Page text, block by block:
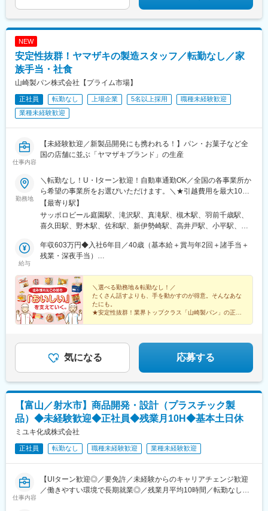
NEW
安定性抜群！ヤマザキの製造スタッフ／転勤なし／家
族手当・社食
山崎製パン株式会社【プライム市場】
正社員 転勤なし 上場企業 5名以上採用
職種未経験歓迎
業種未経験歓迎
仕事内容
【未経験歓迎／新製品開発にも携われる！】パン・お菓子など全
国の店舗に並ぶ「ヤマザキブランド」の生産
勤務地
＼転勤なし！U・Iターン歓迎！自動車通勤OK／全国の各事業所か
ら希望の事業所をお選びいただけます。＼★引越費用を最大10万
円まで補助！／「新しい場所で働きたい」という方を応援しま
す！入社に伴う転居が必要な場合は、引越費用を最大10万円まで
会社が補助。新生活のスタートをサポートします！制度の詳細に
【最寄り駅】
サッポロビール庭園駅、滝沢駅、真滝駅、槻木駅、羽前千歳駅、
喜久田駅、野木駅、佐和駅、新伊勢崎駅、高井戸駅、小平駅、新
駅、新座駅、東戸塚駅、鴨居駅、平塚駅、小杉駅、荻川駅、宮内
駅(新潟県)、春江駅、屋代高校前駅、小井川駅、小田井駅、三河安
志駅、伊勢田駅、向島駅、西神中央駅、溝口駅、総社駅、河戸帆
待川駅、嘉川駅、北伊予駅、豊浜駅、鳴門駅、ししぶ駅、東多久
駅、西諫早駅、松橋駅、上本郷駅
給与
年収603万円◆入社6年目／40歳（基本給＋賞与年2回＋諸手当＋
残業・深夜手当）
残業・深夜手当）
＼選べる勤務地＆転勤なし！／
たくさん話すよりも、手を動かすのが得意。そんなあな
たにも。
★安定性抜群！業界トップクラス「山崎製パン」の正社
★未経験歓迎／学歴不問／人物重視の採用！
気になる 応募する
【富山／射水市】商品開発・設計（プラスチック製
品）◆未経験歓迎◆正社員◆残業月10H◆基本土日休
ミユキ化成株式会社
正社員 転勤なし 職種未経験歓迎 業種未経験歓迎
仕事内容
【UIターン歓迎◎／要免許／未経験からのキャリアチェンジ歓迎
／働きやすい環境で長期就業◎／残業月平均10時間／転勤なし／